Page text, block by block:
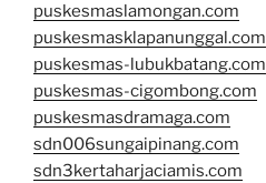
puskesmaslamongan.com
puskesmasklapanunggal.com
puskesmas-lubukbatang.com
puskesmas-cigombong.com
puskesmasdramaga.com
sdn006sungaipinang.com
sdn3kertaharjaciamis.com